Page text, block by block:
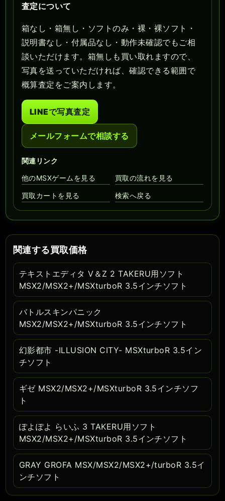
査定について
箱なし・箱無し・ソフトのみ・裸・裸ソフト・
説明書なし・付属品なし・動作未確認でもご相
談いただけます。箱無しも買い取れますので、
写真を送っていただければ、確認できる範囲で
概算査定をご案内します。
LINEで写真査定
メールフォームで相談する
関連リンク
他のMSXゲームを見る
買取の流れを見る
買取カートを見る 検索へ戻る
関連する買取価格
テキストエディタ V＆Z 2 TAKERU用ソフト
MSX2/MSX2+/MSXturboR 3.5インチソフト
バトルスキンパニック
MSX2/MSX2+/MSXturboR 3.5インチソフト
幻影都市 -ILLUSION CITY- MSXturboR 3.5イン
チソフト
ギゼ MSX2/MSX2+/MSXturboR 3.5インチソフ
ト
ぽよぽよ らいふ 3 TAKERU用ソフト
MSX2/MSX2+/MSXturboR 3.5インチソフト
GRAY GROFA MSX/MSX2/MSX2+/turboR 3.5イ
ンチソフト